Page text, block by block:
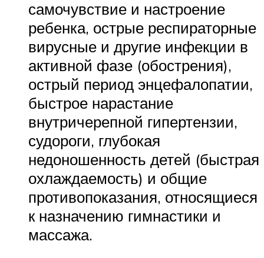
самочувствие и настроение
ребенка, острые респираторные
вирусные и другие инфекции в
активной фазе (обострения),
острый период энцефалопатии,
быстрое нарастание
внутричерепной гипертензии,
судороги, глубокая
недоношенность детей (быстрая
охлаждаемость) и общие
противопоказания, относящиеся
к назначению гимнастики и
массажа.